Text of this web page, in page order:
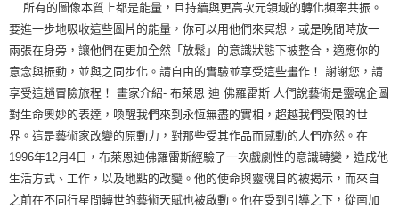
所有的圖像本質上都是能量，且持續與更高次元領域的轉化頻率共振。
要進一步地吸收這些圖片的能量，你可以用他們來冥想，或是晚間時放一
兩張在身旁，讓他們在更加全然「放鬆」的意識狀態下被整合，適應你的
意念與振動，並與之同步化。請自由的實驗並享受這些畫作！ 謝謝您，請
享受這趟冒險旅程！ 畫家介紹- 布萊恩 迪 佛羅雷斯 人們說藝術是靈魂企圖
對生命奧妙的表達，喚醒我們來到永恆無盡的實相，超越我們受限的世
界。這是藝術家改變的原動力，對那些受其作品而感動的人們亦然。在
1996年12月4日，布萊恩迪佛羅雷斯經驗了一次戲劇性的意識轉變，造成他
生活方式、工作，以及地點的改變。他的使命與靈魂目的被揭示，而來自
之前在不同行星間轉世的藝術天賦也被啟動。他在受到引導之下，從南加